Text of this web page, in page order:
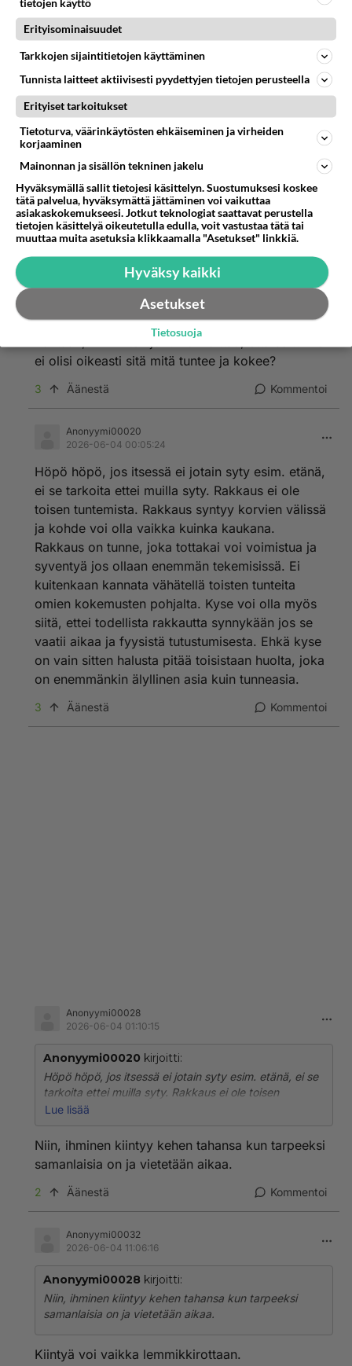
tee mitään.
Kommentoi
Anonyymi00010
2026-06-03 23:27:52
Ennen kun toisen oikeasti tuntee turha lässyttää
rakkaudesta
Äänestä Kommentoi
Anonyymi00014
2026-06-03 23:33:27
Niin, kuinka hyvin mielestäsi pitää tuntea, että voi
virallisesti sanoa rakkaudeksi, vuosi, kaksi,
Jos joku kokee rakkaudellisia tunteita toista
kohtaan, niin miten joku voi väittää, että se tunne
ei olisi oikeasti sitä mitä tuntee ja kokee?
3 Äänestä Kommentoi
Anonyymi00020
2026-06-04 00:05:24
Höpö höpö, jos itsessä ei jotain syty esim. etänä,
ei se tarkoita ettei muilla syty. Rakkaus ei ole
toisen tuntemista. Rakkaus syntyy korvien välissä
ja kohde voi olla vaikka kuinka kaukana.
Rakkaus on tunne, joka tottakai voi voimistua ja
syventyä jos ollaan enemmän tekemisissä. Ei
kuitenkaan kannata vähätellä toisten tunteita
omien kokemusten pohjalta. Kyse voi olla myös
siitä, ettei todellista rakkautta synnykään jos se
vaatii aikaa ja fyysistä tutustumisesta. Ehkä kyse
on vain sitten halusta pitää toisistaan huolta, joka
on enemmänkin älyllinen asia kuin tunneasia.
3 Äänestä Kommentoi
Anonyymi00028
2026-06-04 01:10:15
Anonyymi00020 kirjoitti:
Höpö höpö, jos itsessä ei jotain syty esim. etänä, ei se
tarkoita ettei muilla syty. Rakkaus ei ole toisen
tuntemista. Rakkaus syntyy korvien välissä ja kohde
joka tottakai voi voimistua ja syventyä jos ollaan
enemmän tekemisissä. Ei kuitenkaan kannata
vähätellä toisten tunteita omien kokemusten pohjalta.
Kyse voi olla myös siitä, ettei todellista rakkautta
toisistaan huolta, joka on enemmänkin älyllinen asia
kuin tunneasia.
Lue lisää
Niin, ihminen kiintyy kehen tahansa kun tarpeeksi
samanlaisia on ja vietetään aikaa.
2 Äänestä Kommentoi
Anonyymi00032
2026-06-04 11:06:16
Anonyymi00028 kirjoitti:
Niin, ihminen kiintyy kehen tahansa kun tarpeeksi
samanlaisia on ja vietetään aikaa.
Kiintyä voi vaikka lemmikkirottaan.
tietojen käyttö
Erityisominaisuudet
Tarkkojen sijaintitietojen käyttäminen
Tunnista laitteet aktiivisesti pyydettyjen tietojen perusteella
Erityiset tarkoitukset
Tietoturva, väärinkäytösten ehkäiseminen ja virheiden
korjaaminen
Mainonnan ja sisällön tekninen jakelu
Hyväksymällä sallit tietojesi käsittelyn. Suostumuksesi koskee
tätä palvelua, hyväksymättä jättäminen voi vaikuttaa
asiakaskokemukseesi. Jotkut teknologiat saattavat perustella
tietojen käsittelyä oikeutetulla edulla, voit vastustaa tätä tai
muuttaa muita asetuksia klikkaamalla "Asetukset" linkkiä.
Hyväksy kaikki
Asetukset
Tietosuoja